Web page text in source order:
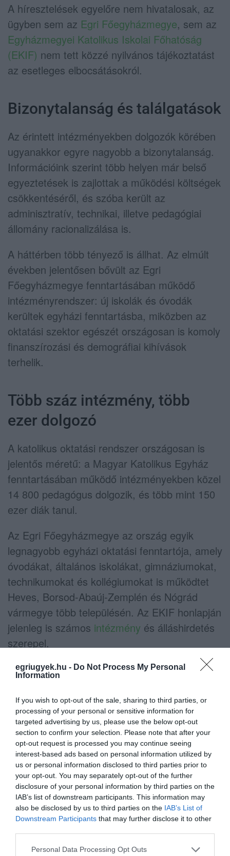
egriugyek.hu - Do Not Process My Personal
Information
If you wish to opt-out of the sale, sharing to third parties, or
processing of your personal or sensitive information for
targeted advertising by us, please use the below opt-out
section to confirm your selection. Please note that after your
opt-out request is processed you may continue seeing
interest-based ads based on personal information utilized by
us or personal information disclosed to third parties prior to
your opt-out. You may separately opt-out of the further
disclosure of your personal information by third parties on the
IAB’s list of downstream participants. This information may
also be disclosed by us to third parties on the IAB’s List of
Downstream Participants that may further disclose it to other
Please note that this website/app uses one or more Google
Personal Data Processing Opt Outs
A híresztelések egyelőre nem hivatalosak, az
ügyben sem az Egri Főegyházmegye, sem az
Egyházmegyei Katolikus Iskolai Főhatóság
(EKIF) nem tett közzé nyilvános tájékoztatást
az esetleges elbocsátásokról.
Bizonytalanság és találgatások
Az érintett intézményekben dolgozók körében
ugyanakkor egyre nagyobb a bizonytalanság.
Információink szerint több helyen már belső
egyeztetések is zajlottak a működési költségek
csökkentéséről, és szóba került az
adminisztratív, technikai, illetve pedagógiai
állomány racionalizálása is.
A háttérben több tényező is állhat. Az elmúlt
években jelentősen bővült az Egri
Főegyházmegye fenntartásában működő
intézményrendszer: új iskolák és óvodák
kerültek egyházi fenntartásba, miközben az
oktatási szektor egészét országosan is komoly
finanszírozási és demográfiai kihívások
terhelik.
Több száz intézmény, több
ezer dolgozó
A katolikus oktatási rendszer országosan is
jelentős méretű: a Magyar Katolikus Egyház
fenntartásában működő intézményekben közel
14 800 pedagógus dolgozik, és több mint 150
ezer diák tanul.
Az Egri Főegyházmegye az ország egyik
legnagyobb egyházi oktatási fenntartója, amely
óvodákat, általános iskolákat, gimnáziumokat,
technikumokat és kollégiumokat is működtet
Heves, Borsod-Abaúj-Zemplén és Nógrád
vármegye több településén. Az EKIF honlapján
jelenleg is számos intézmény és álláshirdetés
szerepel.
Egyelőre nincs hivatalos
megerősítés
A leépítésről szóló információkat egyelőre
hivatalosan senki sem erősítette meg,
ugyanakkor az oktatási dolgozók körében
érezhető a feszültség. Többen attól tartanak,
hogy a következő tanév előkészítésével
párhuzamosan már konkrét döntések is
születhetnek.
Szerkesztőségünk megkereste az Egri